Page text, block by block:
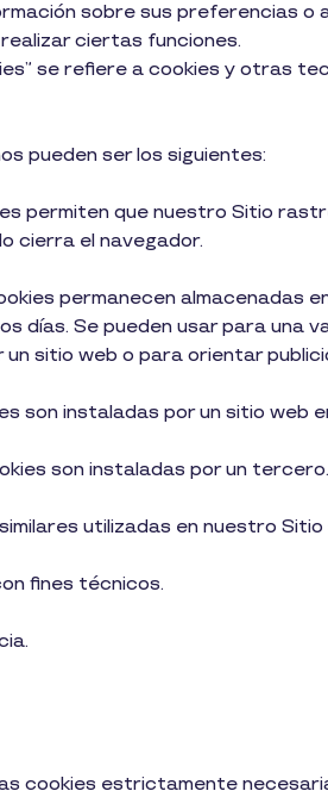
sobre sus preferencias o
ciertas funciones.
se refiere a cookies y otras
pueden ser los siguientes:
permiten que nuestro Sitio
cierra el navegador.
permanecen almacenadas
días. Se pueden usar para
sitio web o para orientar
son instaladas por un sitio web
son instaladas por un tercero.
utilizadas en nuestro
fines técnicos.
cookies estrictamente